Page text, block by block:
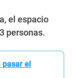
el espacio
personas.
pasar el